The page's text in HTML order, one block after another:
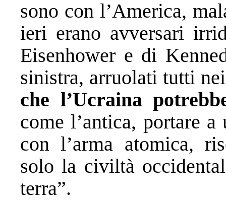
sono con l’America,
ieri erano avversari
Eisenhower e di
sinistra, arruolati tutti
che l’Ucraina
come l’antica, portare
con l’arma atomica,
solo la civiltà
terra”.